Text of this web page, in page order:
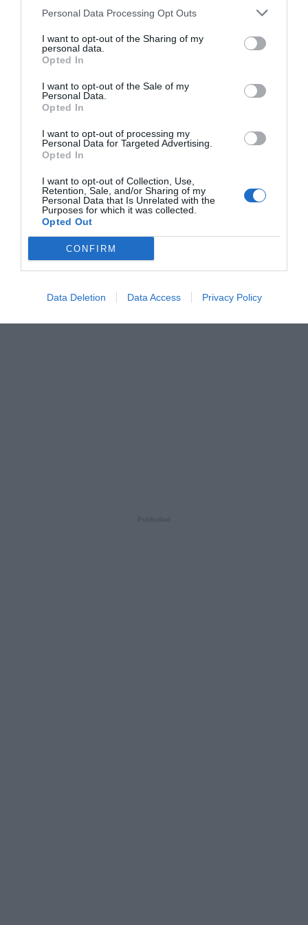
Personal Data Processing Opt Outs
I want to opt-out of the Sharing of my
personal data.
Opted In
I want to opt-out of the Sale of my
Personal Data.
Opted In
I want to opt-out of processing my
Personal Data for Targeted Advertising.
Opted In
I want to opt-out of Collection, Use,
Retention, Sale, and/or Sharing of my
Personal Data that Is Unrelated with the
Purposes for which it was collected.
Opted Out
CONFIRM
Data Deletion Data Access Privacy Policy